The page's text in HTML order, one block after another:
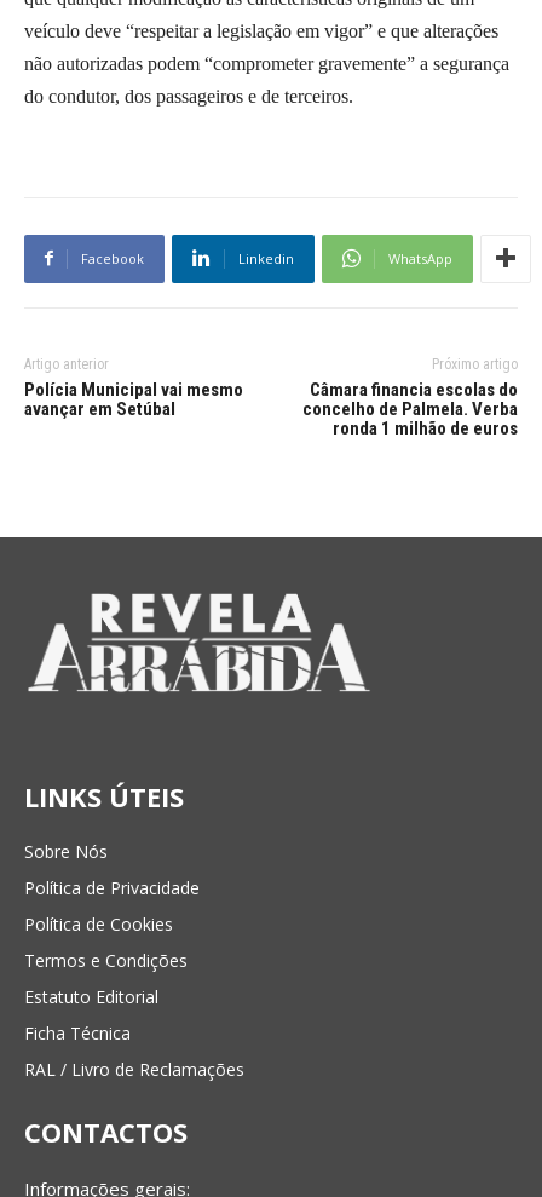
veículo deve “respeitar a legislação em vigor” e que alterações
não autorizadas podem “comprometer gravemente” a segurança
do condutor, dos passageiros e de terceiros.
Facebook Linkedin WhatsApp
Artigo anterior
Polícia Municipal vai mesmo
avançar em Setúbal
Próximo artigo
Câmara financia escolas do
concelho de Palmela. Verba
ronda 1 milhão de euros
LINKS ÚTEIS
Sobre Nós
Política de Privacidade
Política de Cookies
Termos e Condições
Estatuto Editorial
Ficha Técnica
RAL / Livro de Reclamações
CONTACTOS
Informações gerais: